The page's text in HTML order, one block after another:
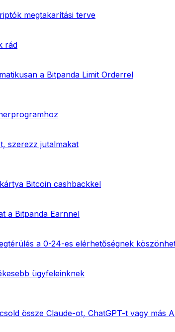
megtakarítási terve
rád
a Bitpanda Limit Orderrel
szerezz jutalmakat
Bitcoin cashbackkel
a Bitpanda Earnnel
a 0-24-es elérhetőségnek
ügyfeleinknek
össze Claude-ot, ChatGPT-t vagy más